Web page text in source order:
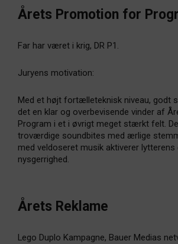
Årets Promotion for
Far har været i krig, DR P1.
Juryens motivation:
Med et højt fortælleteknisk niveau, godt
det en klar og overbevisende vinder af
Program i et i øvrigt meget stærkt felt.
troværdige soundbites med ærlige
med veldoseret musik aktiverer lytterens
nysgerrighed.
Årets Reklame
Lego Duplo Kampagne, Bauer Medias